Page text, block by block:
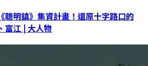
聰明鎮》集資計畫！還原十字路口的
富江 | 大人物